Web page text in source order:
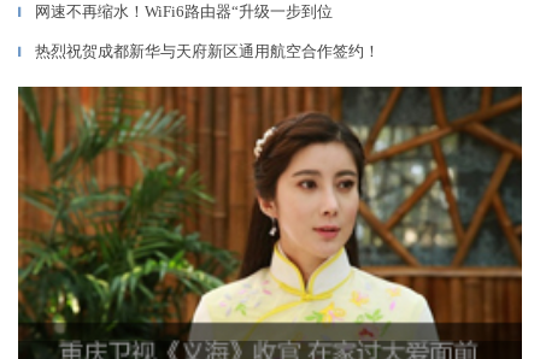
▎ 网速不再缩水！WiFi6路由器“升级一步到位
▎ 热烈祝贺成都新华与天府新区通用航空合作签约！